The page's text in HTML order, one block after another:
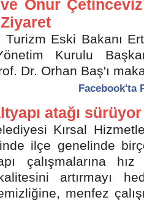
Onur
Turizm Eski Bakanı
Kurulu
Dr. Orhan Baş'ı
Facebook'ta
atağı sürüyor
Kırsal
ilçe genelinde
çalışmalarına hız
artırmayı
menfez